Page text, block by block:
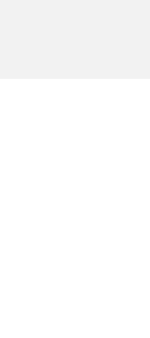
ci ospita sono